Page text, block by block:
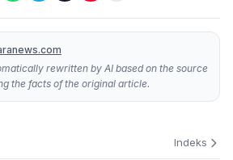
rewritten by AI based on the source
the facts of the original article.
Indeks